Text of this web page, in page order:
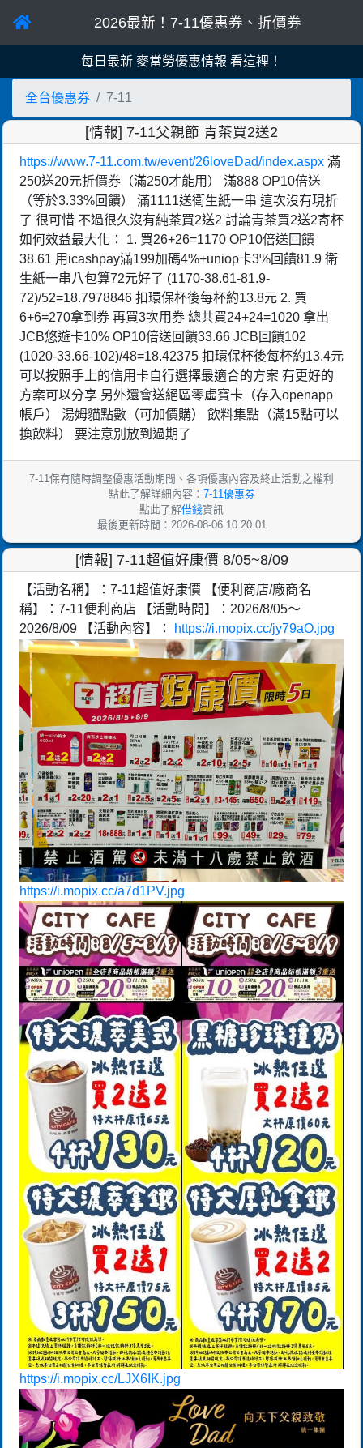
2026最新！7-11優惠券、折價券
每日最新 麥當勞優惠情報 看這裡！
全台優惠券 7-11
[情報] 7-11父親節 青茶買2送2
https://www.7-11.com.tw/event/26loveDad/index.aspx 滿
250送20元折價券（滿250才能用） 滿888 OP10倍送
（等於3.33%回饋） 滿1111送衛生紙一串 這次沒有現折
了 很可惜 不過很久沒有純茶買2送2 討論青茶買2送2寄杯
如何效益最大化： 1. 買26+26=1170 OP10倍送回饋
38.61 用icashpay滿199加碼4%+uniop卡3%回饋81.9 衛
生紙一串八包算72元好了 (1170-38.61-81.9-
72)/52=18.7978846 扣環保杯後每杯約13.8元 2. 買
6+6=270拿到券 再買3次用券 總共買24+24=1020 拿出
JCB悠遊卡10% OP10倍送回饋33.66 JCB回饋102
(1020-33.66-102)/48=18.42375 扣環保杯後每杯約13.4元
可以按照手上的信用卡自行選擇最適合的方案 有更好的
方案可以分享 另外還會送絕區零虛寶卡（存入openapp
帳戶） 湯姆貓點數（可加價購） 飲料集點（滿15點可以
換飲料） 要注意別放到過期了
7-11保有隨時調整優惠活動期間、各項優惠內容及終止活動之權利
點此了解詳細內容： 7-11優惠券
點此了解借錢資訊
最後更新時間：2026-08-06 10:20:01
[情報] 7-11超值好康價 8/05~8/09
【活動名稱】：7-11超值好康價 【便利商店/廠商名
稱】：7-11便利商店 【活動時間】：2026/8/05～
2026/8/09 【活動內容】：
https://i.mopix.cc/jy79aO.jpg
https://i.mopix.cc/a7d1PV.jpg
https://i.mopix.cc/LJX6IK.jpg